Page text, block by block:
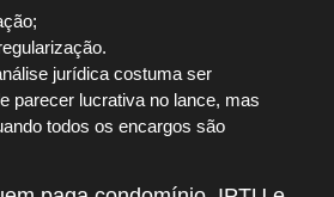
jurídica costuma ser
parecer lucrativa no lance, mas
todos os encargos são